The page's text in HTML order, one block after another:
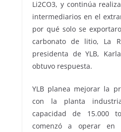
Li2CO3, y continúa
intermediarios en el
por qué solo se
carbonato de litio, La
presidenta de YLB,
obtuvo respuesta.
YLB planea mejorar la
con la planta
capacidad de 15.000
comenzó a operar en